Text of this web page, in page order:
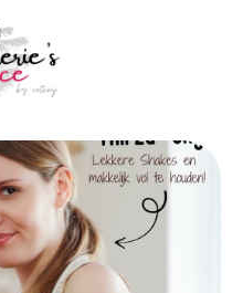
Duurzaamheid
Tech